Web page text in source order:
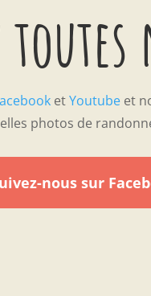
etYoutube et
photos de
nous sur